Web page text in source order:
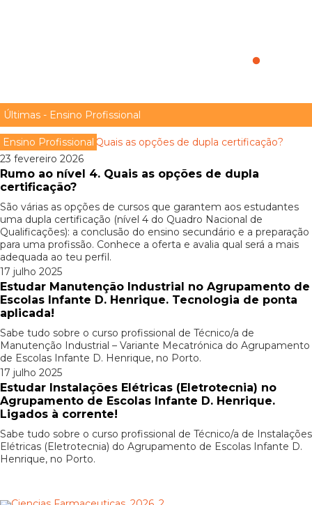
Últimas - Ensino Profissional
Ensino Profissional
23 fevereiro 2026
Rumo ao nível 4. Quais as opções de dupla
certificação?
São várias as opções de cursos que garantem aos estudantes
uma dupla certificação (nível 4 do Quadro Nacional de
Qualificações): a conclusão do ensino secundário e a preparação
para uma profissão. Conhece a oferta e avalia qual será a mais
adequada ao teu perfil.
17 julho 2025
Estudar Manutenção Industrial no Agrupamento de
Escolas Infante D. Henrique. Tecnologia de ponta
aplicada!
Sabe tudo sobre o curso profissional de Técnico/a de
Manutenção Industrial – Variante Mecatrónica do Agrupamento
de Escolas Infante D. Henrique, no Porto.
17 julho 2025
Estudar Instalações Elétricas (Eletrotecnia) no
Agrupamento de Escolas Infante D. Henrique.
Ligados à corrente!
Sabe tudo sobre o curso profissional de Técnico/a de Instalações
Elétricas (Eletrotecnia) do Agrupamento de Escolas Infante D.
Henrique, no Porto.